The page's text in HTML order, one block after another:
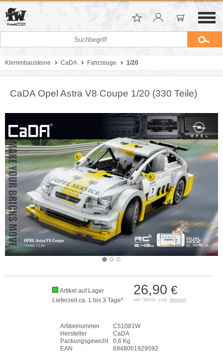
Klemmbausteine CaDA Fahrzeuge 1/20
CaDA Opel Astra V8 Coupe 1/20 (330 Teile)
26,90 €
inkl. MwSt. zzgl. Versand
Artikel auf Lager
Lieferzeit ca. 1 bis 3 Tage*
Artikelnummer
C51081W
Hersteller
CaDA
Packungsgewicht
0,6 Kg
EAN
6948061929592